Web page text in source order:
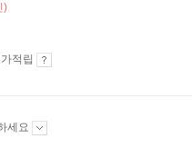
)
적립
세요